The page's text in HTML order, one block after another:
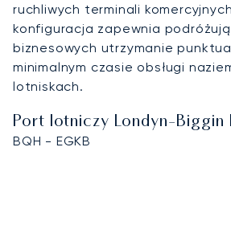
ruchliwych terminali
konfiguracja zapewnia
biznesowych utrzymanie
minimalnym czasie obsługi
lotniskach.
Port lotniczy Londyn-Biggin
BQH - EGKB